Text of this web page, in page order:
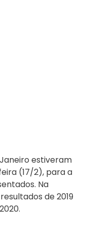
estiveram
(17/2), para a
Na
de 2019